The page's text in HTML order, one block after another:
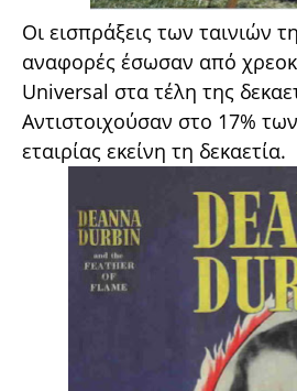
Οι εισπράξεις των ταινιών
αναφορές έσωσαν από
Universal στα τέλη της
Αντιστοιχούσαν στο 17%
εταιρίας εκείνη τη δεκαετία.